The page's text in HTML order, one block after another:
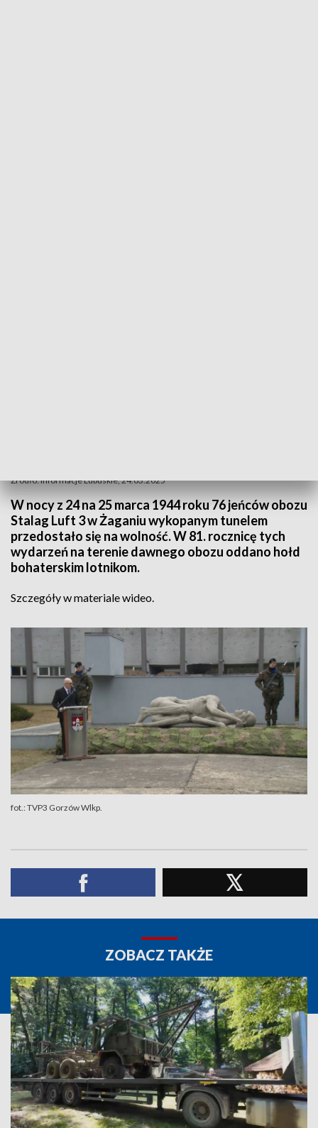
Źródło: Informacje Lubuskie, 24.03.2025
W nocy z 24 na 25 marca 1944 roku 76 jeńców obozu
Stalag Luft 3 w Żaganiu wykopanym tunelem
przedostało się na wolność. W 81. rocznicę tych
wydarzeń na terenie dawnego obozu oddano hołd
bohaterskim lotnikom.
Szczegóły w materiale wideo.
fot.: TVP3 Gorzów Wlkp.
ZOBACZ TAKŻE